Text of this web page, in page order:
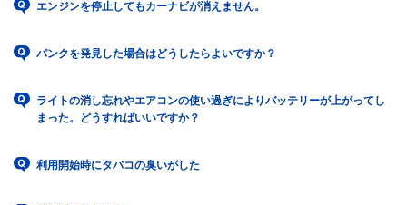
エンジンを停止してもカーナビが消えません。
パンクを発見した場合はどうしたらよいですか？
ライトの消し忘れやエアコンの使い過ぎによりバッテリーが上がってし
まった。どうすればいいですか？
利用開始時にタバコの臭いがした